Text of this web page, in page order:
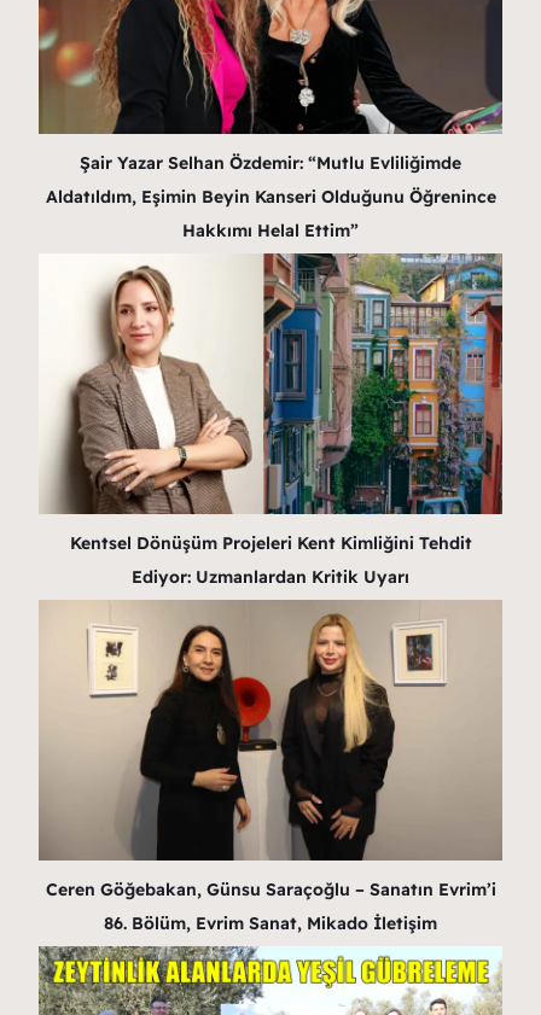
Şair Yazar Selhan Özdemir: “Mutlu Evliliğimde
Aldatıldım, Eşimin Beyin Kanseri Olduğunu Öğrenince
Hakkımı Helal Ettim”
Kentsel Dönüşüm Projeleri Kent Kimliğini Tehdit
Ediyor: Uzmanlardan Kritik Uyarı
Ceren Göğebakan, Günsu Saraçoğlu – Sanatın Evrim’i
86. Bölüm, Evrim Sanat, Mikado İletişim